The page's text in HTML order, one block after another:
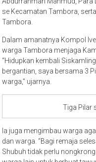
se Kecamatan Tambora,
Tambora.
Dalam amanatnya Kompol
warga Tambora menjaga
“Hidupkan kembali
bergantian, saya bersama 3
warga,” ujarnya.
Tiga Pilar
Ia juga mengimbau warga
dan warga. “Bagi remaja
Shubuh tidak perlu